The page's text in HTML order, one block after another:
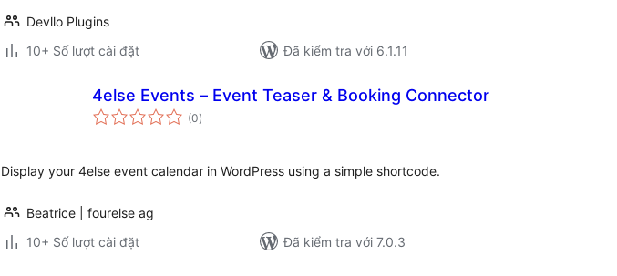
Devllo Plugins
10+ Số lượt cài đặt
Đã kiểm tra với 6.1.11
4else Events – Event Teaser & Booking Connector
(0tổng
đánh
)
Display your 4else event calendar in WordPress using a simple shortcode.
Beatrice | fourelse ag
10+ Số lượt cài đặt
Đã kiểm tra với 7.0.3